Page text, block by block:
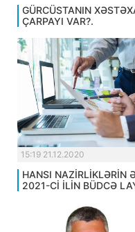
GÜRCÜSTANIN
ÇARPAYI VAR?.
15:19 21.12.2020
HANSI NAZİRLİKLƏRİN
2021-Cİ İLİN BÜDCƏ